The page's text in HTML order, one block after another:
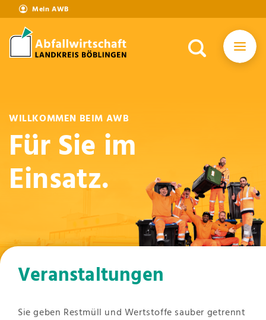
Mein AWB
WILLKOMMEN BEIM AWB
Für Sie im
Einsatz.
Veranstaltungen
Sie geben Restmüll und Wertstoffe sauber getrennt